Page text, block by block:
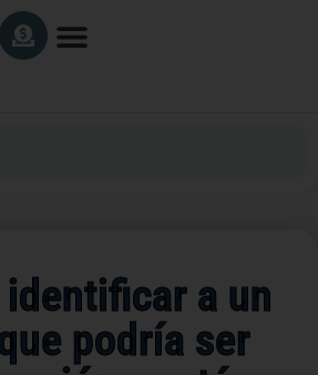
identificar a un
podría ser